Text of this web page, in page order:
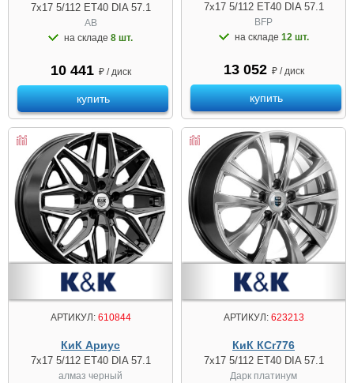
7x17 5/112 ET40 DIA 57.1
AB
на складе 8 шт.
10 441 ₽ / диск
купить
7x17 5/112 ET40 DIA 57.1
BFP
на складе 12 шт.
13 052 ₽ / диск
купить
АРТИКУЛ:610844
КиК Ариус
7x17 5/112 ET40 DIA 57.1
алмаз чeрный
АРТИКУЛ:623213
КиК КСr776
7x17 5/112 ET40 DIA 57.1
Дарк платинум